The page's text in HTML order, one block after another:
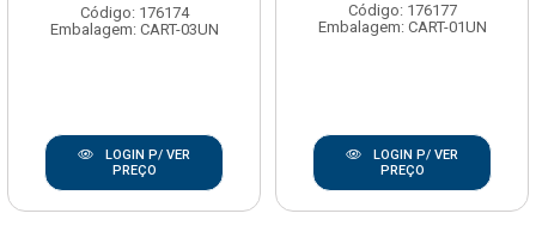
Código: 176174
Embalagem: CART-03UN
LOGIN P/ VER
PREÇO
Código: 176177
Embalagem: CART-01UN
LOGIN P/ VER
PREÇO